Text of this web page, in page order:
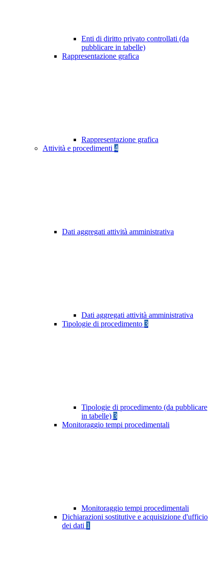
Enti di diritto privato controllati (da
pubblicare in tabelle)
Rappresentazione grafica
Rappresentazione grafica
Attività e procedimenti 4
Dati aggregati attività amministrativa
Dati aggregati attività amministrativa
Tipologie di procedimento 3
Tipologie di procedimento (da pubblicare
in tabelle) 3
Monitoraggio tempi procedimentali
Monitoraggio tempi procedimentali
Dichiarazioni sostitutive e acquisizione d'ufficio
dei dati 1